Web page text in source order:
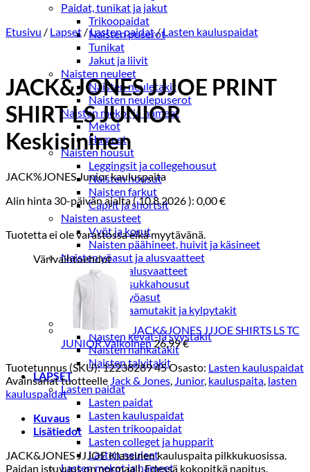
Paidat, tunikat ja jakut
Trikoopaidat
Naisten puserot
Tunikat
Jakut ja liivit
Naisten neuleet
Naisten neuletakit
Naisten neulepuserot
Naisten mekot ja hameet
Mekot
Hameet
Naisten housut
Leggingsit ja collegehousut
Naisten housut
Naisten farkut
Caprit ja shortsit
Naisten asusteet
Vyöt ja korut
Naisten päähineet, huivit ja käsineet
Naisten yöasut ja alusvaatteet
Naisten alusvaatteet
Sukat ja sukkahousut
Naisten yöasut
Naisten aamutakit ja kylpytakit
Naisten takit
Naisten kevät-ja syystakit
Naisten nahkatakit
Naisten talvitakit
LAPSET
Lasten paidat
Lasten paidat
Lasten kauluspaidat
Lasten trikoopaidat
Lasten colleget ja hupparit
Lasten neuleet
Lasten mekot ja hameet
Etusivu / Lapset /Lasten paidat/Lasten kauluspaidat
JACK&JONES JJJOE PRINT
SHIRT LS JUNIOR
Keskisininen
JACK%JONES Junior kauluspaita
Alin hinta 30-päivän ajalta (10.8.2026): 0,00€
Tuotetta ei ole varastossa eikä myytävänä.
Värivaihtoehdot
JACK&JONES JJJOE SHIRTS LS TC
JUNIOR Valkoinen26,99€
Tuotetunnus (SKU):12238289 45Osasto: Lasten kauluspaidat
Avainsanat tuotteelle Jack & Jones, Junior, kauluspaita, lasten
kauluspaidat
Kuvaus
Lisätiedot
JACK&JONES JJJOE Klassinen kauluspaita pilkkukuosissa.
Paidan istuvuus on normaali. Edessä kokopitkä napitus.